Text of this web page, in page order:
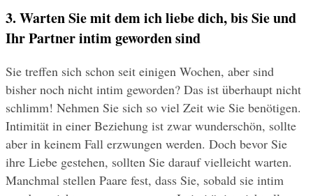
3. Warten Sie mit dem ich liebe dich, bis Sie und
Ihr Partner intim geworden sind
Sie treffen sich schon seit einigen Wochen, aber sind
bisher noch nicht intim geworden? Das ist überhaupt nicht
schlimm! Nehmen Sie sich so viel Zeit wie Sie benötigen.
Intimität in einer Beziehung ist zwar wunderschön, sollte
aber in keinem Fall erzwungen werden. Doch bevor Sie
ihre Liebe gestehen, sollten Sie darauf vielleicht warten.
Manchmal stellen Paare fest, dass Sie, sobald sie intim